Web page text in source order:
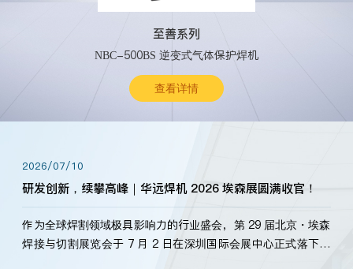
至善系列
NBC-500BS 逆变式气体保护焊机
查看详情
2026/07/10
研发创新，续攀高峰｜华远焊机 2026 埃森展圆满收官！
作为全球焊割领域极具影响力的行业盛会，第 29 届北京・埃森
焊接与切割展览会于 7 月 2 日在深圳国际会展中心正式落下帷